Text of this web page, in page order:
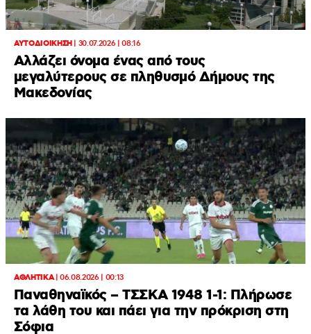
ΑΥΤΟΔΙΟΙΚΗΣΗ| 30.07.2026 | 08:16
Αλλάζει όνομα ένας από τους
μεγαλύτερους σε πληθυσμό Δήμους της
Μακεδονίας
ΑΘΛΗΤΙΚΑ|06.08.2026 | 00:13
Παναθηναϊκός – ΤΣΣΚΑ 1948 1-1: Πλήρωσε
τα λάθη του και πάει για την πρόκριση στη
Σόφια